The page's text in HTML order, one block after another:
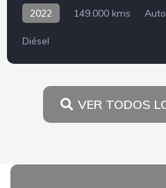
2022 149.000 kms
Diésel
VER TODOS